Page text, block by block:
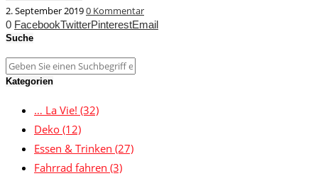
2. September 20190 Kommentar
0 FacebookTwitterPinterestEmail
Suche
Kategorien
… La Vie! (32)
Deko (12)
Essen & Trinken (27)
Fahrrad fahren (3)